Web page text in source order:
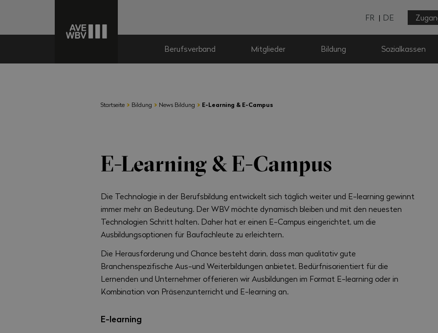
FR DE
Berufsverband Mitglieder Bildung Sozialkassen
Startseite › Bildung › News Bildung › E-Learning & E-Campus
E-Learning & E-Campus
Die Technologie in der Berufsbildung entwickelt sich täglich weiter und E-learning gewinnt
immer mehr an Bedeutung. Der WBV möchte dynamisch bleiben und mit den neuesten
Technologien Schritt halten. Daher hat er einen E-Campus eingerichtet, um die
Ausbildungsoptionen für Baufachleute zu erleichtern.
Die Herausforderung und Chance besteht darin, dass man qualitativ gute
Branchenspezifische Aus-und Weiterbildungen anbietet. Bedürfnisorientiert für die
Lernenden und Unternehmer offerieren wir Ausbildungen im Format E-learning oder in
Kombination von Präsenzunterricht und E-learning an.
E-learning